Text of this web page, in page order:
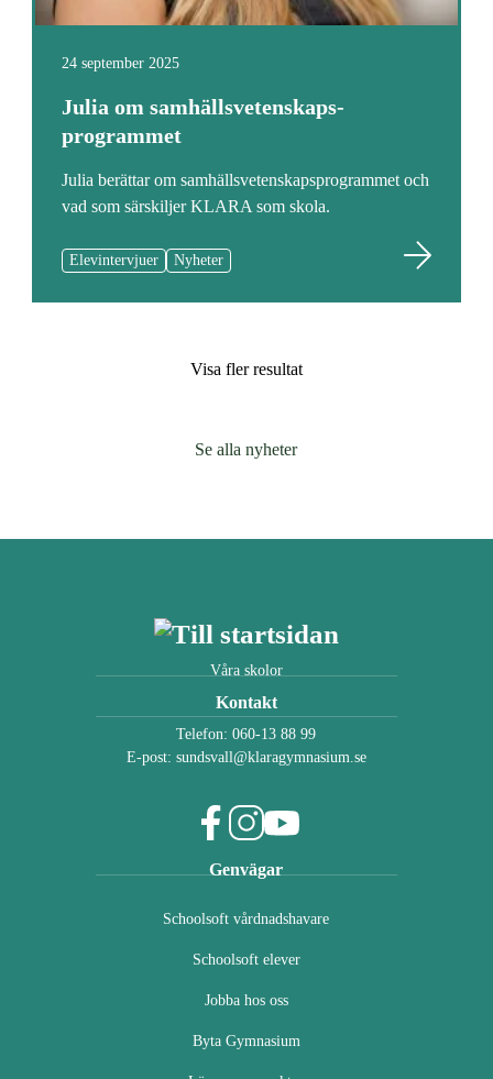
24 september 2025
Julia om samhällsvetenskaps­
programmet
Julia berättar om samhällsvetenskapsprogrammet och
vad som särskiljer KLARA som skola.
Elevintervjuer Nyheter
Visa fler resultat
Se alla nyheter
Våra skolor
Kontakt
Telefon:060-13 88 99
E-post: sundsvall@klaragymnasium.se
a
e
o
(
n
t
g
m
o
t
b
ö
Genvägar
Schoolsoft vårdnadshavare
Schoolsoft elever
Jobba hos oss
Byta Gymnasium